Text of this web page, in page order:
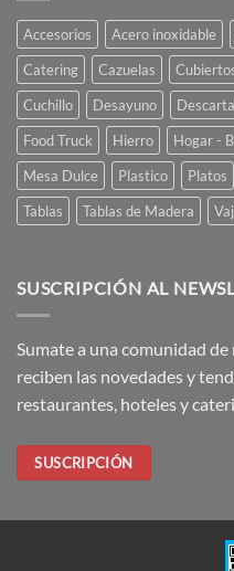
Accesorios Acero inoxidable
Catering
Cazuelas
Cuchillo
Desayuno
Food Truck
Hierro Hogar -
Mesa Dulce
Plastico Platos
Tablas
Tablas de Madera
SUSCRIPCIÓN AL
Sumate a una comunidad
reciben las novedades y
restaurantes, hoteles y
SUSCRIPCIÓN